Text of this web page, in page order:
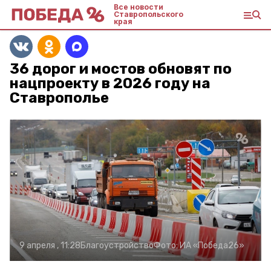
Все новости
Ставропольского
края
36 дорог и мостов обновят по
нацпроекту в 2026 году на
Ставрополье
9 апреля , 11:28БлагоустройствоФото:ИА «Победа26»